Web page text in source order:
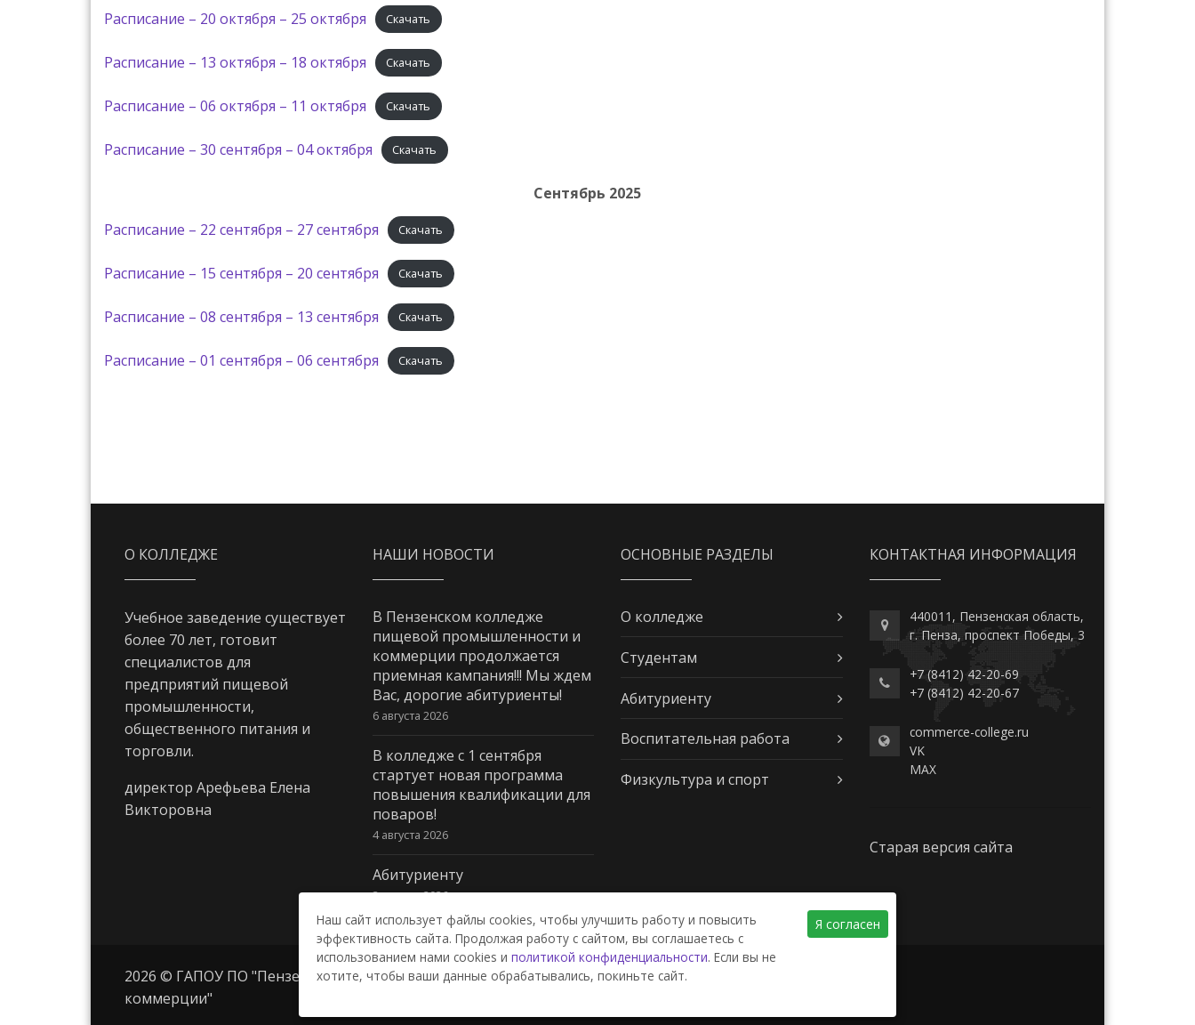
Расписание – 20 октября – 25 октября Скачать
Расписание – 13 октября – 18 октября Скачать
Расписание – 06 октября – 11 октября Скачать
Расписание – 30 сентября – 04 октября Скачать
Сентябрь 2025
Расписание – 22 сентября – 27 сентября
Скачать
Расписание – 15 сентября – 20 сентября Скачать
Расписание – 08 сентября – 13 сентября Скачать
Расписание – 01 сентября – 06 сентября Скачать
О КОЛЛЕДЖЕ
Учебное заведение существует
более 70 лет, готовит
специалистов для
предприятий пищевой
промышленности,
общественного питания и
торговли.
директор Арефьева Елена
Викторовна
НАШИ НОВОСТИ
В Пензенском колледже
пищевой промышленности и
коммерции продолжается
приемная кампания!!! Мы ждем
Вас, дорогие абитуриенты!
6 августа 2026
В колледже с 1 сентября
стартует новая программа
повышения квалификации для
поваров!
4 августа 2026
Абитуриенту
3 августа 2026
ОСНОВНЫЕ РАЗДЕЛЫ
О колледже
Студентам
Абитуриенту
Воспитательная работа
Физкультура и спорт
КОНТАКТНАЯ ИНФОРМАЦИЯ
440011, Пензенская область,
г. Пенза, проспект Победы, 3
+7 (8412) 42-20-69
+7 (8412) 42-20-67
commerce-college.ru
VK
MAX
Старая версия сайта
2026 © ГАПОУ ПО "Пензенский колледж пищевой промышленности и
коммерции"
Наш сайт использует файлы cookies, чтобы улучшить работу и повысить
эффективность сайта. Продолжая работу с сайтом, вы соглашаетесь с
использованием нами cookies и политикой конфиденциальности. Если вы не
хотите, чтобы ваши данные обрабатывались, покиньте сайт.
Я согласен